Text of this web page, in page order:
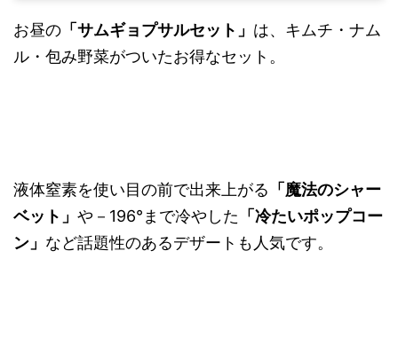
お昼の 「サムギョプサルセット」 は、キムチ・ナム
ル・包み野菜がついたお得なセット。
液体窒素を使い目の前で出来上がる 「魔法のシャー
ベット」 や－196°まで冷やした 「冷たいポップコー
ン」 など話題性のあるデザートも人気です。